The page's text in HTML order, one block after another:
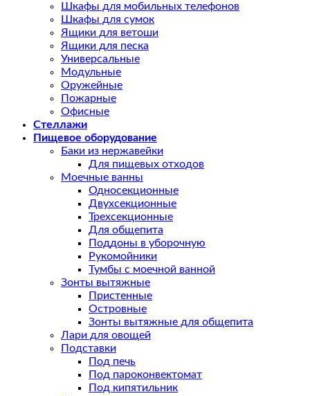
Шкафы для мобильных телефонов
Шкафы для сумок
Ящики для ветоши
Ящики для песка
Универсальные
Модульные
Оружейные
Пожарные
Офисные
Стеллажи
Пищевое оборудование
Баки из нержавейки
Для пищевых отходов
Моечные ванны
Односекционные
Двухсекционные
Трехсекционные
Для общепита
Поддоны в уборочную
Рукомойники
Тумбы с моечной ванной
Зонты вытяжные
Пристенные
Островные
Зонты вытяжные для общепита
Лари для овощей
Подставки
Под печь
Под пароконвектомат
Под кипятильник